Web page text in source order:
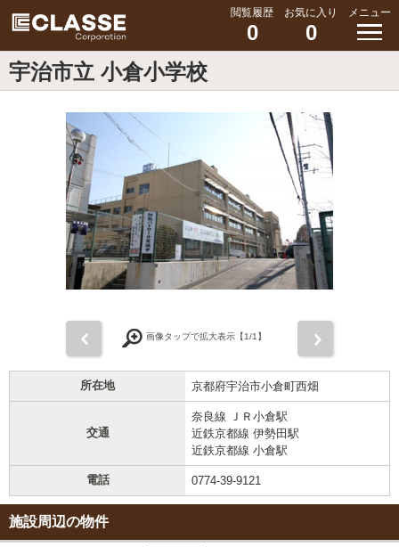
閲覧履歴
0
お気に入り
0
メニュー
宇治市立 小倉小学校
画像タップで拡大表示【1/1】
所在地 京都府宇治市小倉町西畑
交通
奈良線 ＪＲ小倉駅
近鉄京都線 伊勢田駅
近鉄京都線 小倉駅
電話 0774-39-9121
施設周辺の物件